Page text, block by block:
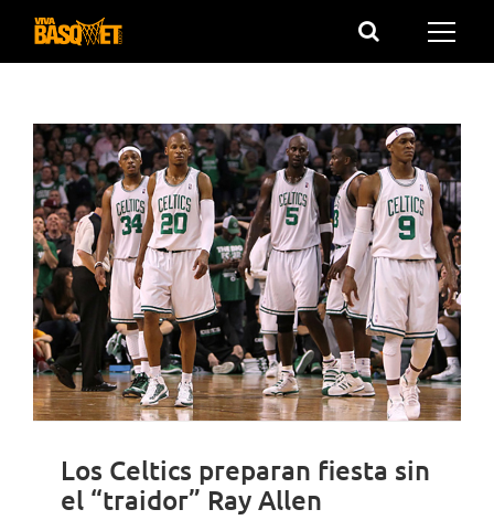
Saltar
Los Celtics preparan fiesta sin
el “traidor” Ray Allen